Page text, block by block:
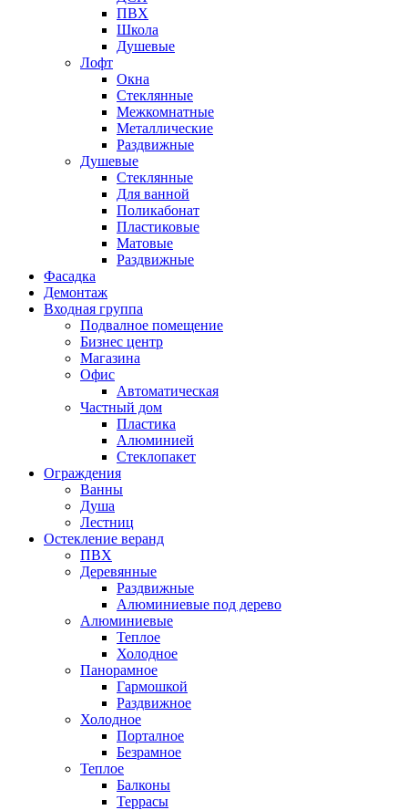
ПВХ
Школа
Душевые
Лофт
Окна
Стеклянные
Межкомнатные
Металлические
Раздвижные
Душевые
Стеклянные
Для ванной
Поликабонат
Пластиковые
Матовые
Раздвижные
Фасадка
Демонтаж
Входная группа
Подвалное помещение
Бизнес центр
Магазина
Офис
Автоматическая
Частный дом
Пластика
Алюминией
Стеклопакет
Ограждения
Ванны
Душа
Лестниц
Остекление веранд
ПВХ
Деревянные
Раздвижные
Алюминиевые под дерево
Алюминиевые
Теплое
Холодное
Панорамное
Гармошкой
Раздвижное
Холодное
Порталное
Безрамное
Теплое
Балконы
Террасы